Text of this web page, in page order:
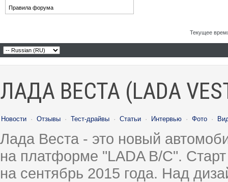
Правила форума
Текущее
ЛАДА ВЕСТА (LADA
Новости · Отзывы · Тест-драйвы · Статьи · Интервью · Фото ·
Лада Веста - это новый
на платформе "LADA B/C".
на сентябрь 2015 года. Над